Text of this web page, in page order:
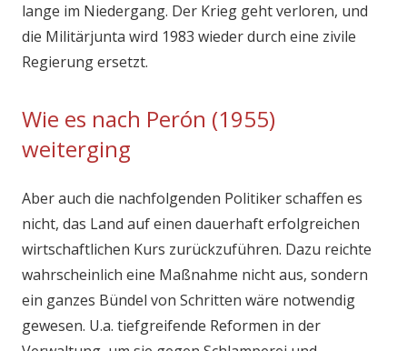
lange im Niedergang. Der Krieg geht verloren, und
die Militärjunta wird 1983 wieder durch eine zivile
Regierung ersetzt.
Wie es nach Perón (1955)
weiterging
Aber auch die nachfolgenden Politiker schaffen es
nicht, das Land auf einen dauerhaft erfolgreichen
wirtschaftlichen Kurs zurückzuführen. Dazu reichte
wahrscheinlich eine Maßnahme nicht aus, sondern
ein ganzes Bündel von Schritten wäre notwendig
gewesen. U.a. tiefgreifende Reformen in der